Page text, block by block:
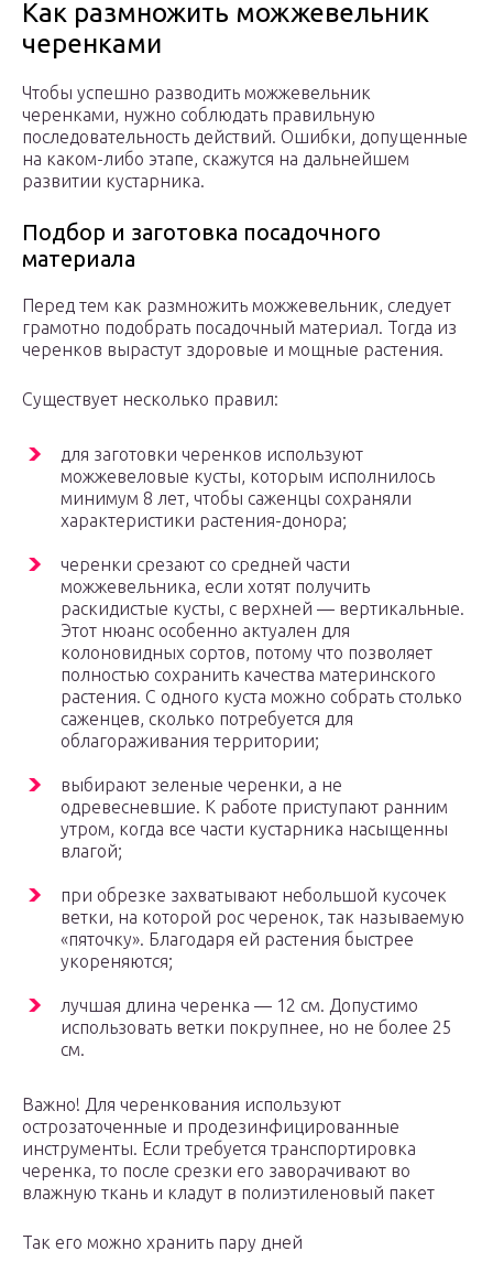
Как размножить можжевельник
черенками
Чтобы успешно разводить можжевельник
черенками, нужно соблюдать правильную
последовательность действий. Ошибки, допущенные
на каком-либо этапе, скажутся на дальнейшем
развитии кустарника.
Подбор и заготовка посадочного
материала
Перед тем как размножить можжевельник, следует
грамотно подобрать посадочный материал. Тогда из
черенков вырастут здоровые и мощные растения.
Существует несколько правил:
для заготовки черенков используют
можжевеловые кусты, которым исполнилось
минимум 8 лет, чтобы саженцы сохраняли
характеристики растения-донора;
черенки срезают со средней части
можжевельника, если хотят получить
раскидистые кусты, с верхней — вертикальные.
Этот нюанс особенно актуален для
колоновидных сортов, потому что позволяет
полностью сохранить качества материнского
растения. С одного куста можно собрать столько
саженцев, сколько потребуется для
облагораживания территории;
выбирают зеленые черенки, а не
одревесневшие. К работе приступают ранним
утром, когда все части кустарника насыщенны
влагой;
при обрезке захватывают небольшой кусочек
ветки, на которой рос черенок, так называемую
«пяточку». Благодаря ей растения быстрее
укореняются;
лучшая длина черенка — 12 см. Допустимо
использовать ветки покрупнее, но не более 25
см.
Важно! Для черенкования используют
острозаточенные и продезинфицированные
инструменты. Если требуется транспортировка
черенка, то после срезки его заворачивают во
влажную ткань и кладут в полиэтиленовый пакет
Так его можно хранить пару дней